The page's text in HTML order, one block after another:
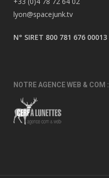
lyon@spacejunk.tv
N° SIRET 800 781 676 00013
NOTRE AGENCE WEB & COM :